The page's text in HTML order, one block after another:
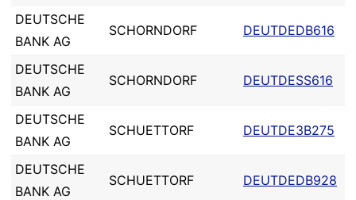
DEUTSCHE
BANK AG
SCHORNDORF DEUTDEDB616
DEUTSCHE
BANK AG
SCHORNDORF DEUTDESS616
DEUTSCHE
BANK AG
SCHUETTORF DEUTDE3B275
DEUTSCHE
BANK AG
SCHUETTORF DEUTDEDB928